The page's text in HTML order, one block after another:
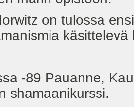
on tulossa
käsittelevä
-89 Pauanne,
shamaanikurssi.